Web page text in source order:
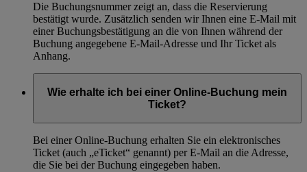
Die Buchungsnummer zeigt an, dass die Reservierung
bestätigt wurde. Zusätzlich senden wir Ihnen eine E-Mail mit
einer Buchungsbestätigung an die von Ihnen während der
Buchung angegebene E-Mail-Adresse und Ihr Ticket als
Anhang.
Wie erhalte ich bei einer Online-Buchung mein
Ticket?
Bei einer Online-Buchung erhalten Sie ein elektronisches
Ticket (auch „eTicket“ genannt) per E-Mail an die Adresse,
die Sie bei der Buchung eingegeben haben.